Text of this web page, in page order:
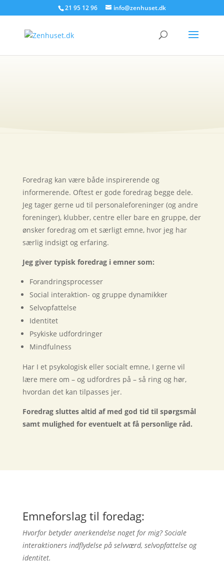
21 95 12 96 info@zenhuset.dk
Foredrag kan være både inspirerende og
informerende. Oftest er gode foredrag begge dele.
Jeg tager gerne ud til personaleforeninger (og andre
foreninger), klubber, centre eller bare en gruppe, der
ønsker foredrag om et særligt emne, hvor jeg har
særlig indsigt og erfaring.
Jeg giver typisk foredrag i emner som:
Forandringsprocesser
Social interaktion- og gruppe dynamikker
Selvopfattelse
Identitet
Psykiske udfordringer
Mindfulness
Har I et psykologisk eller socialt emne, I gerne vil
lære mere om – og udfordres på – så ring og hør,
hvordan det kan tilpasses jer.
Foredrag sluttes altid af med god tid til spørgsmål
samt mulighed for eventuelt at få personlige råd.
Emneforslag til foredag:
Hvorfor betyder anerkendelse noget for mig? Sociale
interaktioners indflydelse på selvværd, selvopfattelse og
identitet.